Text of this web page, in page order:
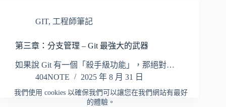
我們使用 cookies 以確保我們可以讓您在我們網站有最好
的體驗。
GIT, 工程師筆記
第三章：分支管理 – Git 最強大的武器
如果說 Git 有一個「殺手級功能」，那絕對…
404NOTE
2025 年 8 月 31 日